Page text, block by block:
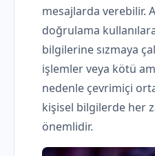
mesajlarda verebilir.
doğrulama
bilgilerine sızmaya
işlemler veya kötü
nedenle çevrimiçi
kişisel bilgilerde her
önemlidir.